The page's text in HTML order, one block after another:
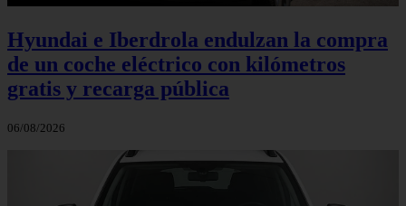
Hyundai e Iberdrola endulzan la compra
de un coche eléctrico con kilómetros
gratis y recarga pública
06/08/2026